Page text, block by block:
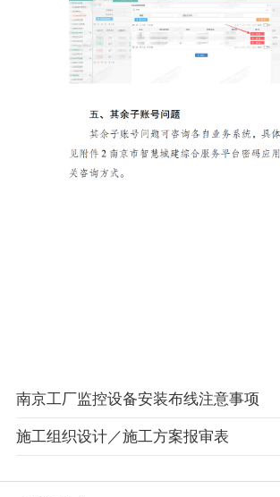
南京工厂监控设备安装布线注意事项
施工组织设计／施工方案报审表